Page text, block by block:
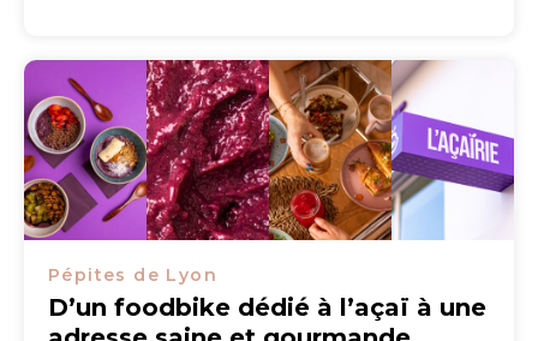
Pépites de Lyon
D’un foodbike dédié à l’açaï à une